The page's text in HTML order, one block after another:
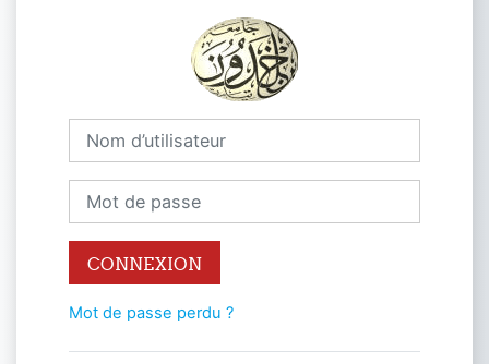
Connexion à
Nom d’utilisateur
Mot de passe
CONNEXION
Mot de passe perdu ?